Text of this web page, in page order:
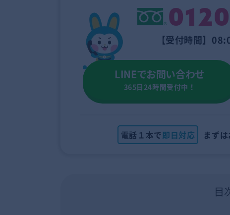
【受付時間】
LINEでお問い合わせ
365日24時間受付中！
電話１本で即日対応 まずは
目